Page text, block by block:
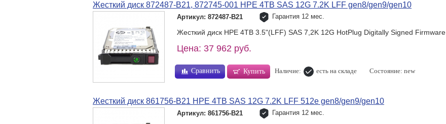
Жесткий диск 872487-B21, 872745-001 HPE 4TB SAS 12G 7.2K LFF gen8/gen9/gen10
Артикул: 872487-B21 Гарантия 12 мес.
Жесткий диск HPE 4TB 3.5"(LFF) SAS 7,2K 12G HotPlug Digitally Signed Firmware
Цена: 37 962 руб.
Сравнить Купить Наличие: есть на складе Состояние: new
Жесткий диск 861756-B21 HPE 4TB SAS 12G 7.2K LFF 512e gen8/gen9/gen10
Артикул: 861756-B21 Гарантия 12 мес.